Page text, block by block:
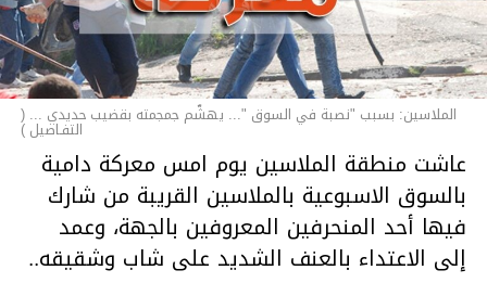
الملاسين: بسبب "نصبة في السوق "... يهشّم جمجمته بقضيب حديدي ... (
التفـاصيل )
عاشت منطقة الملاسين يوم امس معركة دامية
بالسوق الاسبوعية بالملاسين القريبة من شارك
فيها أحد المنحرفين المعروفين بالجهة، وعمد
إلى الاعتداء بالعنف الشديد على شاب وشقيقه..